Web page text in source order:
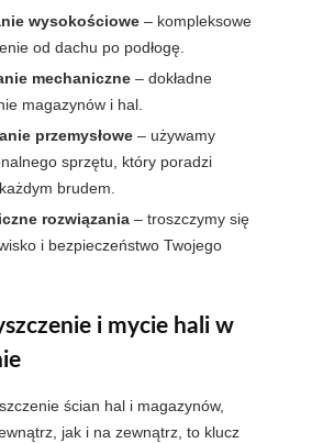
wysokościowe – kompleksowe
od dachu po podłogę.
mechaniczne – dokładne
magazynów i hal.
przemysłowe – używamy
sprzętu, który poradzi
brudem.
rozwiązania – troszczymy się
i bezpieczeństwo Twojego
i mycie hali w
ścian hal i magazynów,
jak i na zewnątrz, to klucz